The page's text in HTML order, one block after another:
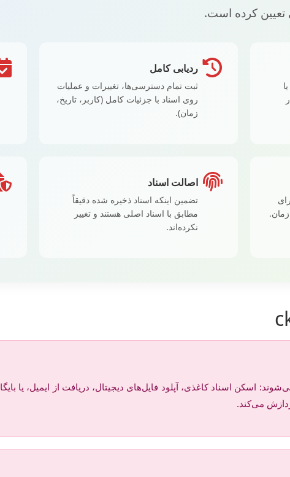
تعیین کرده است.
ردیابی کامل
ثبت تمام دسترسی‌ها، تغییرات و عملیات
روی اسناد با جزئیات کامل (کاربر، تاریخ،
زمان).
اصالت اسناد
تضمین اینکه اسناد ذخیره شده دقیقاً
مطابق با اسناد اصلی هستند و تغییر
نکرده‌اند.
می‌کند.